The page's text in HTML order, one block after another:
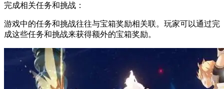
完成相关任务和挑战：
游戏中的任务和挑战往往与宝箱奖励相关联。玩家可以通过完
成这些任务和挑战来获得额外的宝箱奖励。